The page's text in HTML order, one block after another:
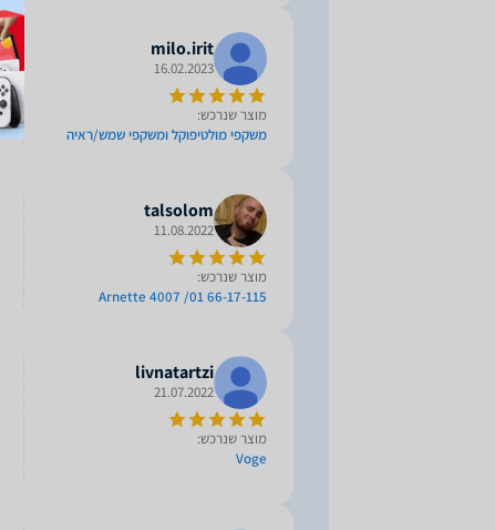
milo.irit
16.02.2023
מוצר שנרכש:
משקפי מולטיפוקל ומשקפי שמש/ראיה
talsolom
11.08.2022
מוצר שנרכש:
Arnette 4007 /01 66-17-115
livnatartzi
21.07.2022
מוצר שנרכש:
Voge